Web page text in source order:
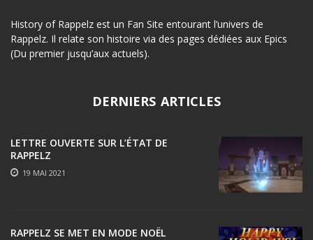
History of Rappelz est un Fan Site entourant l’univers de
Rappelz. Il relate son histoire via des pages dédiées aux Epics
(Du premier jusqu’aux actuels).
DERNIERS ARTICLES
LETTRE OUVERTE SUR L’ÉTAT DE
RAPPELZ
19 MAI 2021
RAPPELZ SE MET EN MODE NOËL